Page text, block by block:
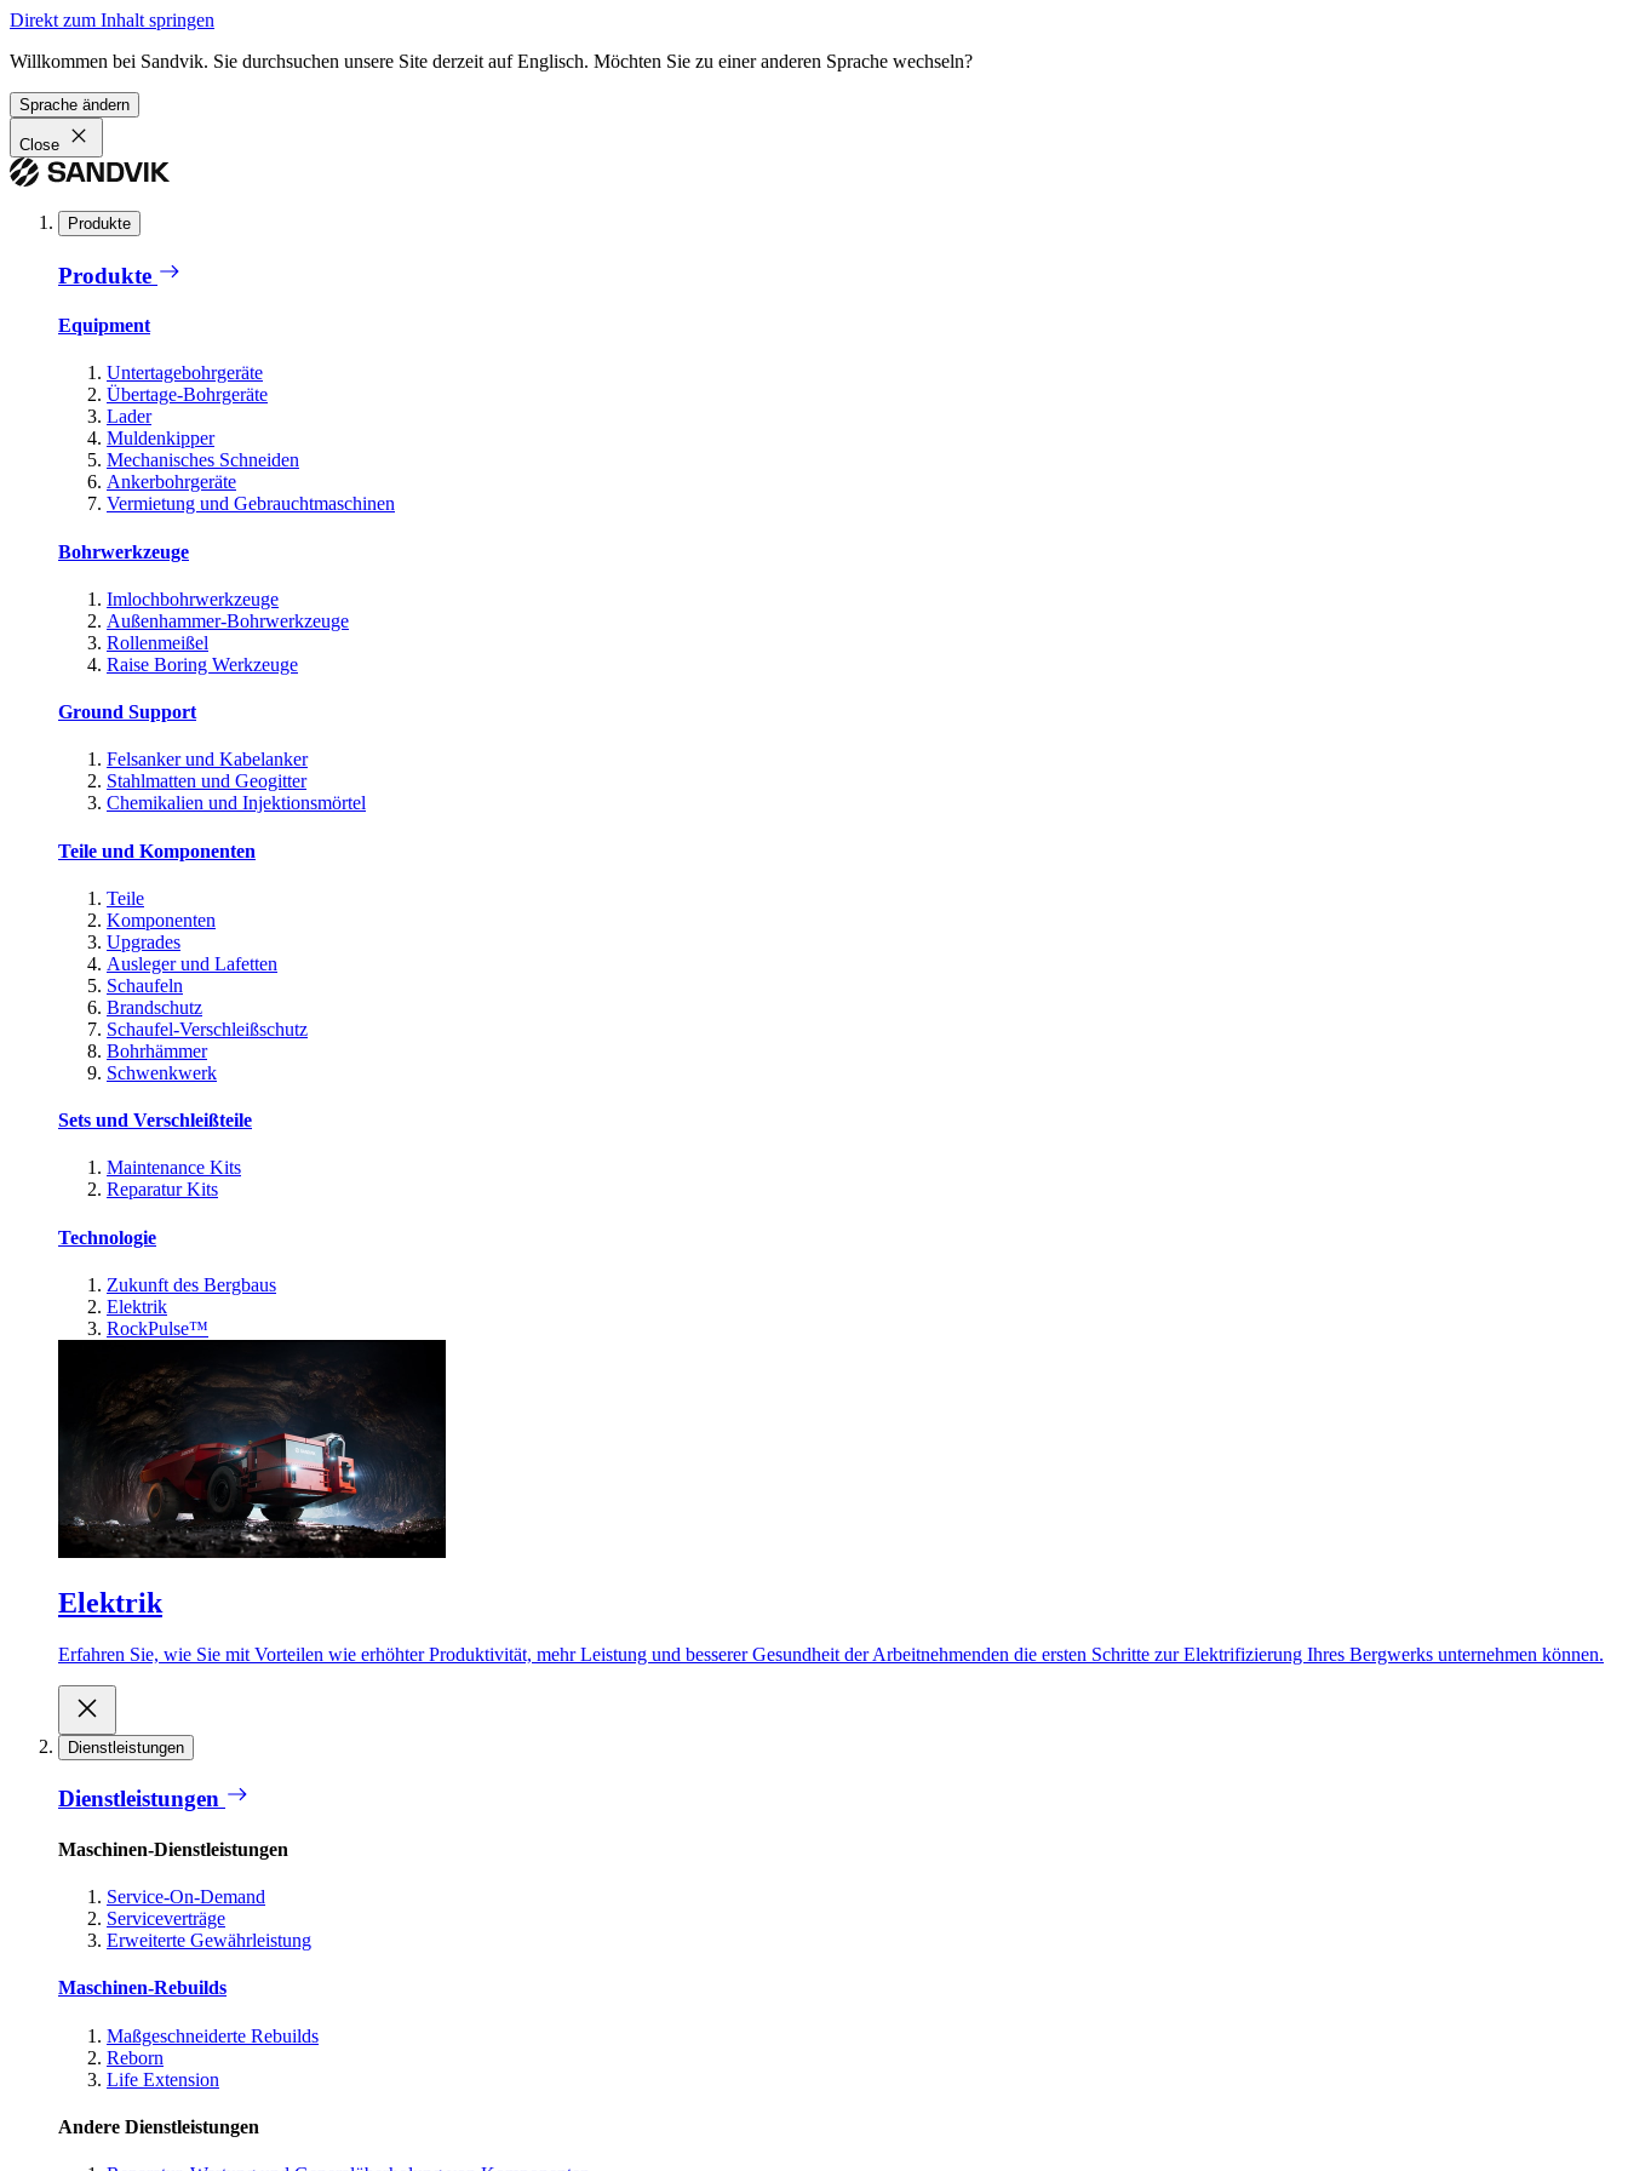
Direkt zum Inhalt springen
Willkommen bei Sandvik. Sie durchsuchen unsere Site derzeit auf Englisch. Möchten Sie zu einer anderen Sprache wechseln?
Sprache ändern
Close
Produkte
Produkte
Equipment
Untertagebohrgeräte
Übertage-Bohrgeräte
Lader
Muldenkipper
Mechanisches Schneiden
Ankerbohrgeräte
Vermietung und Gebrauchtmaschinen
Bohrwerkzeuge
Imlochbohrwerkzeuge
Außenhammer-Bohrwerkzeuge
Rollenmeißel
Raise Boring Werkzeuge
Ground Support
Felsanker und Kabelanker
Stahlmatten und Geogitter
Chemikalien und Injektionsmörtel
Teile und Komponenten
Teile
Komponenten
Upgrades
Ausleger und Lafetten
Schaufeln
Brandschutz
Schaufel-Verschleißschutz
Bohrhämmer
Schwenkwerk
Sets und Verschleißteile
Maintenance Kits
Reparatur Kits
Technologie
Zukunft des Bergbaus
Elektrik
RockPulse™
Elektrik
Erfahren Sie, wie Sie mit Vorteilen wie erhöhter Produktivität, mehr Leistung und besserer Gesundheit der Arbeitnehmenden die ersten Schritte zur Elektrifizierung Ihres Bergwerks unternehmen können.
Dienstleistungen
Dienstleistungen
Maschinen-Dienstleistungen
Service-On-Demand
Serviceverträge
Erweiterte Gewährleistung
Maschinen-Rebuilds
Maßgeschneiderte Rebuilds
Reborn
Life Extension
Andere Dienstleistungen